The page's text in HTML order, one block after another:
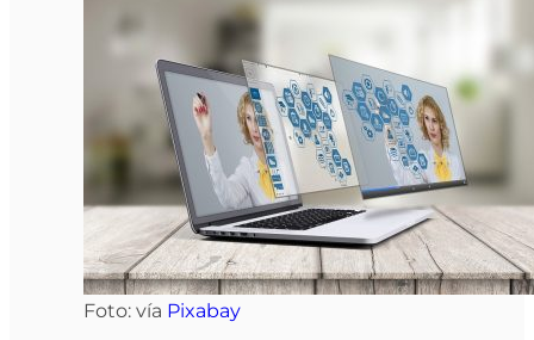
Foto: vía Pixabay